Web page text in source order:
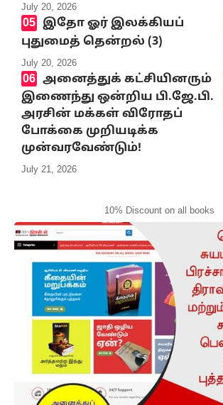
July 20, 2026
இதோ ஓர் இலக்கியப்
புதுமைத் தென்றல் (3)
July 20, 2026
அனைத்துக் கட்சியினரும்
இணைந்து ஒன்றிய பி.ஜே.பி.
அரசின் மக்கள் விரோதப்
போக்கை முறியடிக்க
முன்வரவேண்டும்!
July 21, 2026
10% Discount on all books